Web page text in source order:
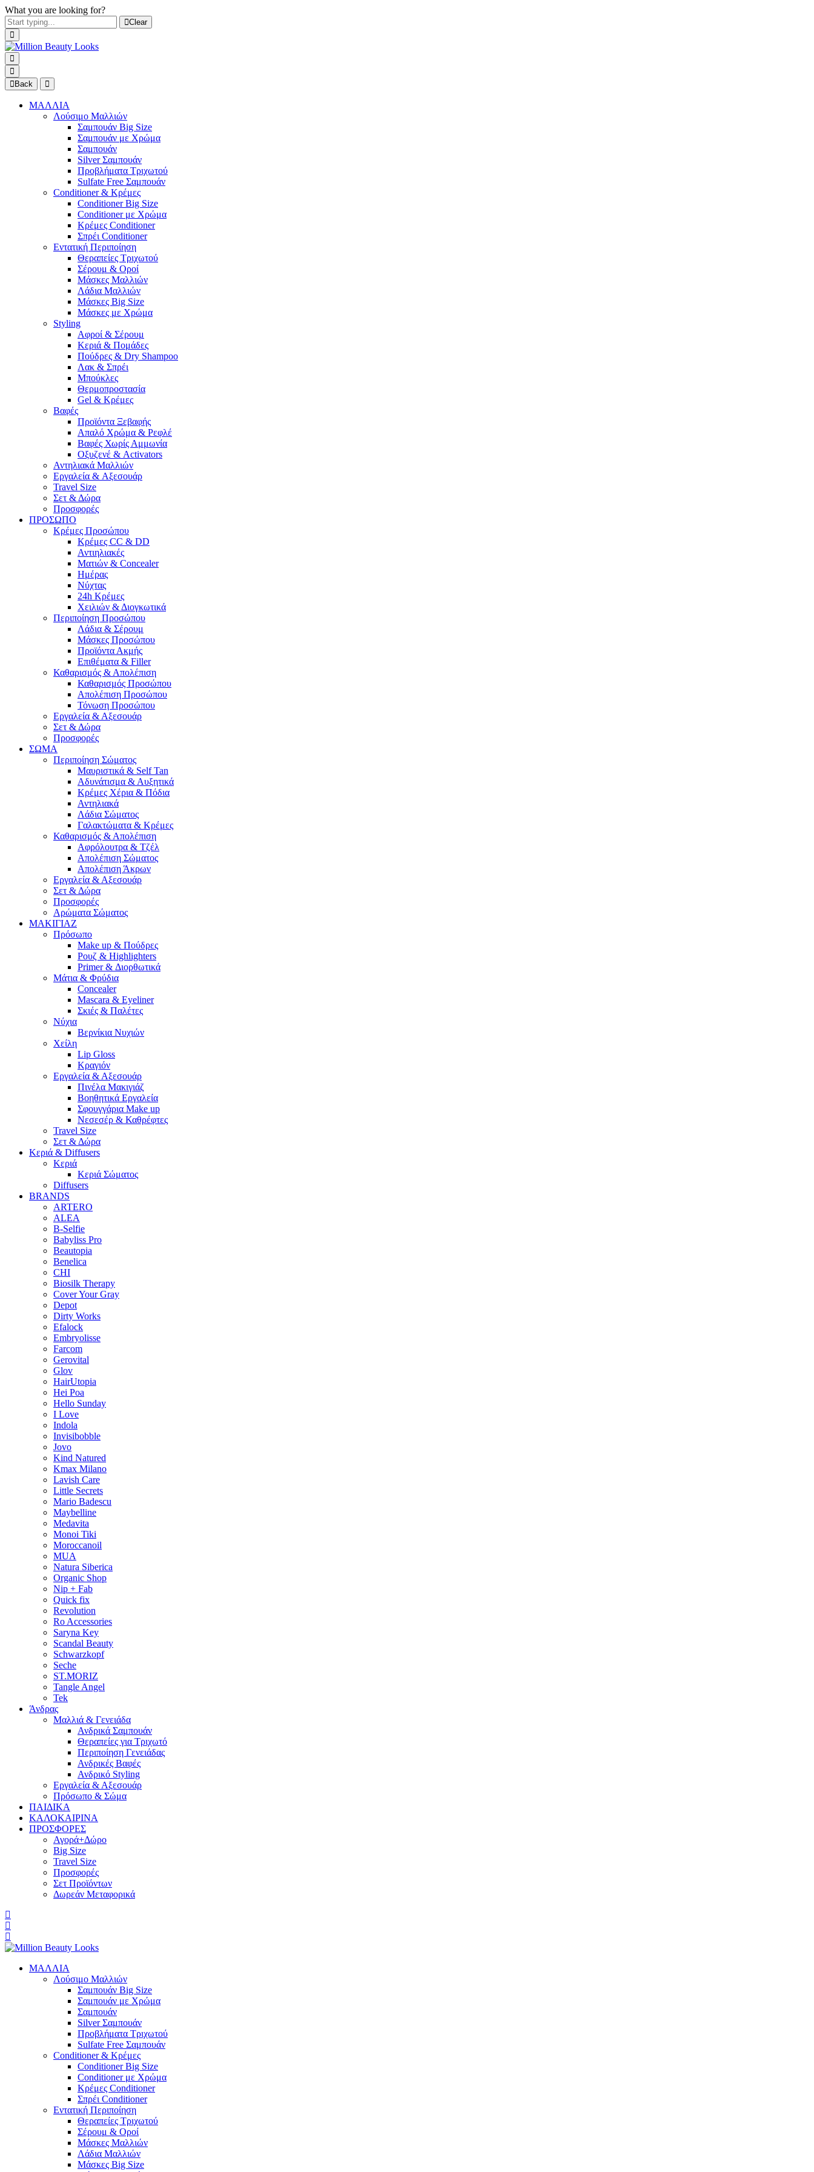
What you are looking for?
Clear
Back
ΜΑΛΛΙΑ
Λούσιμο Μαλλιών
Σαμπουάν Big Size
Σαμπουάν με Χρώμα
Σαμπουάν
Silver Σαμπουάν
Προβλήματα Τριχωτού
Sulfate Free Σαμπουάν
Conditioner & Κρέμες
Conditioner Big Size
Conditioner με Χρώμα
Κρέμες Conditioner
Σπρέι Conditioner
Εντατική Περιποίηση
Θεραπείες Τριχωτού
Σέρουμ & Οροί
Μάσκες Μαλλιών
Λάδια Μαλλιών
Μάσκες Big Size
Μάσκες με Χρώμα
Styling
Αφροί & Σέρουμ
Κεριά & Πομάδες
Πούδρες & Dry Shampoo
Λακ & Σπρέι
Μπούκλες
Θερμοπροστασία
Gel & Κρέμες
Βαφές
Προϊόντα Ξεβαφής
Απαλό Χρώμα & Ρεφλέ
Βαφές Χωρίς Αμμωνία
Οξυζενέ & Activators
Αντηλιακά Μαλλιών
Εργαλεία & Aξεσουάρ
Travel Size
Σετ & Δώρα
Προσφορές
ΠΡΟΣΩΠΟ
Κρέμες Προσώπου
Κρέμες CC & DD
Αντιηλιακές
Ματιών & Concealer
Ημέρας
Νύχτας
24h Κρέμες
Χειλιών & Διογκωτικά
Περιποίηση Προσώπου
Λάδια & Σέρουμ
Μάσκες Προσώπου
Προϊόντα Ακμής
Επιθέματα & Filler
Καθαρισμός & Απολέπιση
Καθαρισμός Προσώπου
Απολέπιση Προσώπου
Τόνωση Προσώπου
Εργαλεία & Αξεσουάρ
Σετ & Δώρα
Προσφορές
ΣΩΜΑ
Περιποίηση Σώματος
Μαυριστικά & Self Tan
Αδυνάτισμα & Αυξητικά
Κρέμες Χέρια & Πόδια
Αντηλιακά
Λάδια Σώματος
Γαλακτώματα & Κρέμες
Καθαρισμός & Απολέπιση
Αφρόλουτρα & Τζέλ
Απολέπιση Σώματος
Απολέπιση Άκρων
Εργαλεία & Αξεσουάρ
Σετ & Δώρα
Προσφορές
Αρώματα Σώματος
ΜΑΚΙΓΙΑΖ
Πρόσωπο
Make up & Πούδρες
Ρουζ & Highlighters
Primer & Διορθωτικά
Μάτια & Φρύδια
Concealer
Mascara & Eyeliner
Σκιές & Παλέτες
Νύχια
Βερνίκια Νυχιών
Χείλη
Lip Gloss
Κραγιόν
Εργαλεία & Αξεσουάρ
Πινέλα Μακιγιάζ
Βοηθητικά Εργαλεία
Σφουγγάρια Make up
Νεσεσέρ & Καθρέφτες
Travel Size
Σετ & Δώρα
Κεριά & Diffusers
Κεριά
Κεριά Σώματος
Diffusers
BRANDS
ARTERO
ALEA
B-Selfie
Babyliss Pro
Beautopia
Benelica
CHI
Biosilk Therapy
Cover Your Gray
Depot
Dirty Works
Efalock
Embryolisse
Farcom
Gerovital
Glov
HairUtopia
Hei Poa
Hello Sunday
I Love
Indola
Invisibobble
Jovo
Kind Natured
Kmax Milano
Lavish Care
Little Secrets
Mario Badescu
Maybelline
Medavita
Monoi Tiki
Moroccanoil
MUA
Natura Siberica
Organic Shop
Nip + Fab
Quick fix
Revolution
Ro Accessories
Saryna Key
Scandal Beauty
Schwarzkopf
Seche
ST.MORIZ
Tangle Angel
Tek
Άνδρας
Μαλλιά & Γενειάδα
Ανδρικά Σαμπουάν
Θεραπείες για Τριχωτό
Περιποίηση Γενειάδας
Ανδρικές Βαφές
Ανδρικό Styling
Εργαλεία & Αξεσουάρ
Πρόσωπο & Σώμα
ΠΑΙΔΙΚΑ
ΚΑΛΟΚΑΙΡΙΝΑ
ΠΡΟΣΦΟΡΕΣ
Αγορά+Δώρο
Big Size
Travel Size
Προσφορές
Σετ Προϊόντων
Δωρεάν Μεταφορικά
ΜΑΛΛΙΑ
Λούσιμο Μαλλιών
Σαμπουάν Big Size
Σαμπουάν με Χρώμα
Σαμπουάν
Silver Σαμπουάν
Προβλήματα Τριχωτού
Sulfate Free Σαμπουάν
Conditioner & Κρέμες
Conditioner Big Size
Conditioner με Χρώμα
Κρέμες Conditioner
Σπρέι Conditioner
Εντατική Περιποίηση
Θεραπείες Τριχωτού
Σέρουμ & Οροί
Μάσκες Μαλλιών
Λάδια Μαλλιών
Μάσκες Big Size